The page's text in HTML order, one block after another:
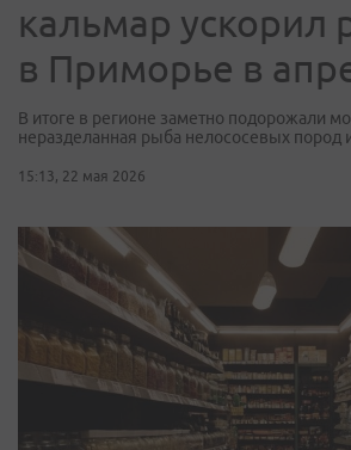
кальмар ускорил
в Приморье в
В итоге в регионе заметно подорожали
неразделанная рыба нелососевых пород
15:13, 22 мая 2026